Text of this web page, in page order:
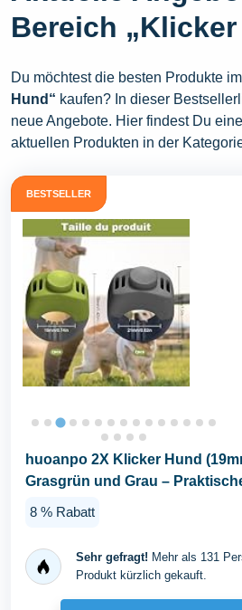
Bereich „Klicker
Du möchtest die besten Produkte
Hund“ kaufen? In dieser
neue Angebote. Hier findest Du
aktuellen Produkten in der
BESTSELLER
huoanpo 2X Klicker Hund
Grasgrün und Grau –
8 % Rabatt
Sehr gefragt! Mehr als 131
Produkt kürzlich gekauft.